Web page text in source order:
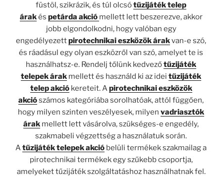
füstöl, szikrázik, és túl olcsótűzijáték telep
árakés petárda akció mellett lett beszerezve, akkor
jobb elgondolkodni, hogy valóban egy
engedélyezettpirotechnikai eszközök árakvan-e szó,
és ráadásul egy olyan eszközről van szó, amelyet te is
használhatsz-e. Rendelj tőlünk kedvezőtűzijáték
telepek árak mellett és használd ki az idei tűzijáték
telep akciókereteit. Apirotechnikai eszközök
akciószámos kategóriába sorolhatóak, attól függően,
hogy milyen szinten veszélyesek, milyen vadriasztók
árak mellett lett vásárolva, szükséges-e engedély,
szakmabeli végzettség a használatuk során.
Atűzijáték telepek akció belüli termékek szakmailag a
pirotechnikai termékek egy szűkebb csoportja,
amelyeket tűzijáték szolgáltatáshoz használhatnak fel.